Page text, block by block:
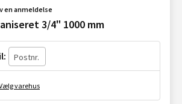
en anmeldelse
3/4" 1000 mm
varehus